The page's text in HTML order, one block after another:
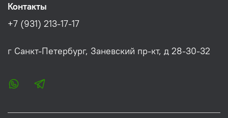
Контакты
+7 (931) 213-17-17
г Санкт-Петербург, Заневский пр-кт, д 28-30-32